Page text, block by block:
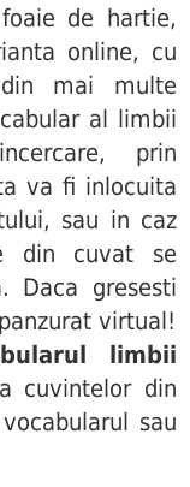
de hartie,
online, cu
mai multe
al limbii
prin
va fi inlocuita
sau in caz
din cuvat se
Daca gresesti
virtual!
limbii
cuvintelor din
sau